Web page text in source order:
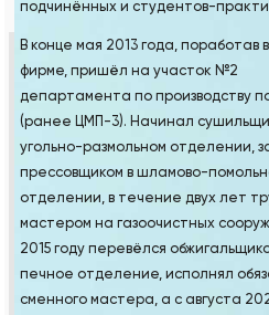
подчинённых и студентов-
В конце мая 2013 года, поработав
фирме, пришёл на участок №2
департамента по производству
(ранее ЦМП-3). Начинал
угольно-размольном отделении,
прессовщиком в шламово-
отделении, в течение двух лет
мастером на газоочистных
2015 году перевёлся
печное отделение, исполнял
сменного мастера, а с августа